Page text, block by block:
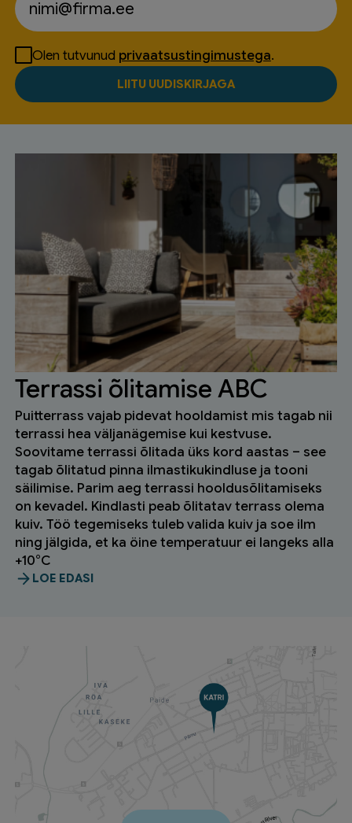
Olen tutvunud privaatsustingimustega.
Terrassi õlitamise ABC
Puitterrass vajab pidevat hooldamist mis tagab nii
terrassi hea väljanägemise kui kestvuse.
Soovitame terrassi õlitada üks kord aastas – see
tagab õlitatud pinna ilmastikukindluse ja tooni
säilimise. Parim aeg terrassi hooldusõlitamiseks
on kevadel. Kindlasti peab õlitatav terrass olema
kuiv. Töö tegemiseks tuleb valida kuiv ja soe ilm
ning jälgida, et ka öine temperatuur ei langeks alla
+10°C
LOE EDASI